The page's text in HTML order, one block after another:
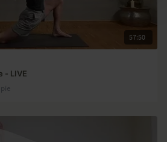
57:50
- LIVE